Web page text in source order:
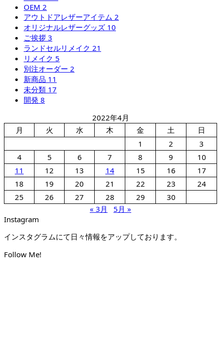
OEM 2
アウトドアレザーアイテム 2
オリジナルレザーグッズ 10
ご挨拶 3
ランドセルリメイク 21
リメイク 5
別注オーダー 2
新商品 11
未分類 17
開発 8
2022年4月
月
火 水 木 金 土
日
1
2
3
4
5 6 7 8 9
10
11
12 13 14 15 16
17
18
19 20 21 22 23
24
25
26 27 28 29
30
« 3月
5月 »
Instagram
インスタグラムにて日々情報をアップしております。
Follow Me!